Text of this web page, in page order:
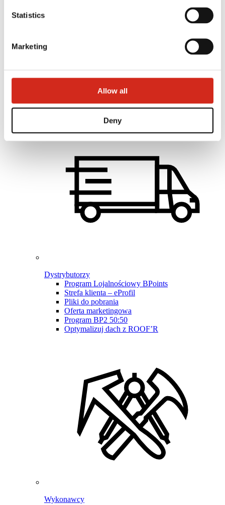
Statistics
Marketing
Allow all
Deny
Pomocne linki
Znajdź wykonawcę
Najczęściej Zadawane Pytania (FAQ)
Dla profesjonalistów
Dystrybutorzy
Program Lojalnościowy BPoints
Strefa klienta – eProfil
Pliki do pobrania
Oferta marketingowa
Program BP2 50:50
Optymalizuj dach z ROOF’R
Wykonawcy